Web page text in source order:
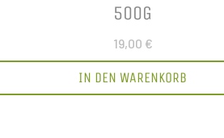
500G
19,00 €
IN DEN WARENKORB